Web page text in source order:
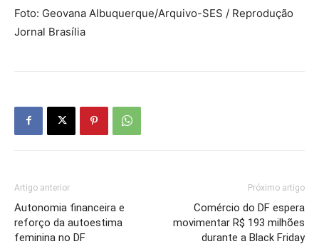
Foto: Geovana Albuquerque/Arquivo-SES / Reprodução
Jornal Brasília
Artigo anterior
Autonomia financeira e
reforço da autoestima
feminina no DF
Próximo artigo
Comércio do DF espera
movimentar R$ 193 milhões
durante a Black Friday